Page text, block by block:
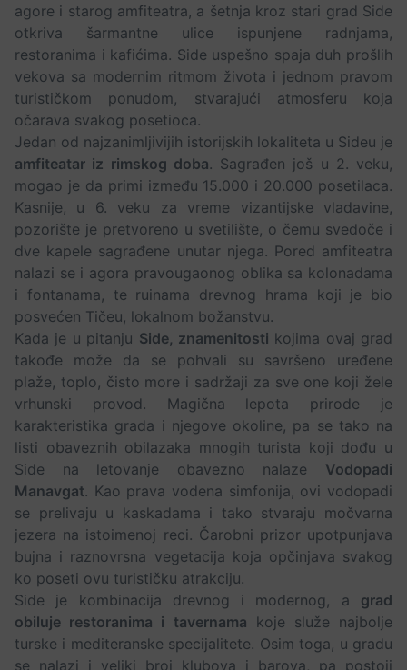
agore i starog amfiteatra, a šetnja kroz stari grad Side
otkriva šarmantne ulice ispunjene radnjama,
restoranima i kafićima. Side uspešno spaja duh prošlih
vekova sa modernim ritmom života i jednom pravom
turističkom ponudom, stvarajući atmosferu koja
očarava svakog posetioca.
Jedan od najzanimljivijih istorijskih lokaliteta u Sideu je
amfiteatar iz rimskog doba. Sagrađen još u 2. veku,
mogao je da primi između 15.000 i 20.000 posetilaca.
Kasnije, u 6. veku za vreme vizantijske vladavine,
pozorište je pretvoreno u svetilište, o čemu svedoče i
dve kapele sagrađene unutar njega. Pored amfiteatra
nalazi se i agora pravougaonog oblika sa kolonadama
i fontanama, te ruinama drevnog hrama koji je bio
posvećen Tičeu, lokalnom božanstvu.
Kada je u pitanju Side, znamenitosti kojima ovaj grad
takođe može da se pohvali su savršeno uređene
plaže, toplo, čisto more i sadržaji za sve one koji žele
vrhunski provod. Magična lepota prirode je
karakteristika grada i njegove okoline, pa se tako na
listi obaveznih obilazaka mnogih turista koji dođu u
Side na letovanje obavezno nalaze Vodopadi
Manavgat. Kao prava vodena simfonija, ovi vodopadi
se prelivaju u kaskadama i tako stvaraju močvarna
jezera na istoimenoj reci. Čarobni prizor upotpunjava
bujna i raznovrsna vegetacija koja opčinjava svakog
ko poseti ovu turističku atrakciju.
Side je kombinacija drevnog i modernog, a grad
obiluje restoranima i tavernama koje služe najbolje
turske i mediteranske specijalitete. Osim toga, u gradu
se nalazi i veliki broj klubova i barova, pa postoji